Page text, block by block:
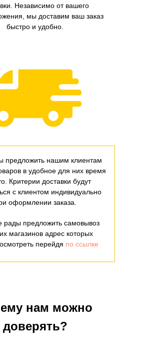
предложить нашим клиентам
в удобное для них время
Критерии доставки будут
с клиентом индивидуально
оформлении заказа.
рады предложить самовывоз
магазинов адрес которых
перейдя по ссылке
Независимо от вашего
мы доставим ваш заказ
быстро и удобно.
нам можно
доверять?